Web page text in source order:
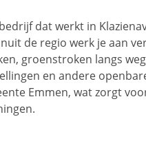
dat werkt in
de regio werk je aan
groenstroken langs
en andere
Emmen, wat zorgt